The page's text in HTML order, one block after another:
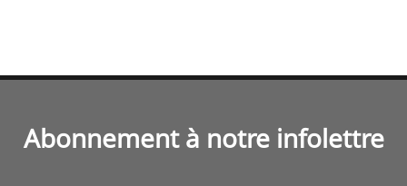
Abonnement à notre infolettre